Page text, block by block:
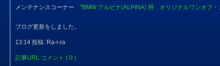
メンテナンスコーナー "BMW アルピナ(ALPINA) 用 オリジナルワンオフ
ブログ更新をしました。
13:14 投稿 :Ra-i-ra
記事URL コメント ( 0 )